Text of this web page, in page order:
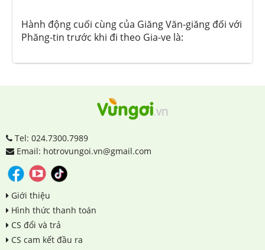
Hành động cuối cùng của Giăng Văn-giăng đối với
Phăng-tin trước khi đi theo Gia-ve là:
Tel: 024.7300.7989
Email: hotrovungoi.vn@gmail.com
Giới thiệu
Hình thức thanh toán
CS đổi và trả
CS cam kết đầu ra